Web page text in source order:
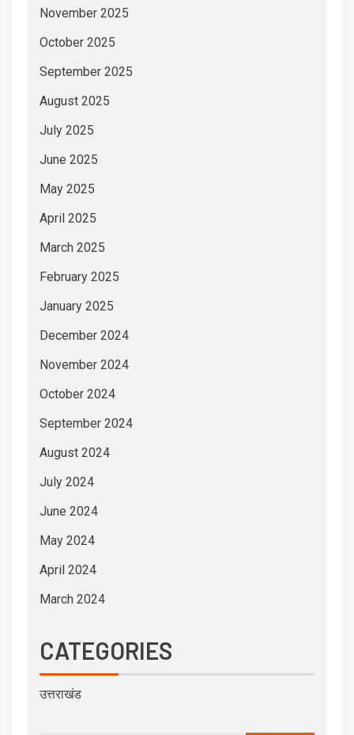
November 2025
October 2025
September 2025
August 2025
July 2025
June 2025
May 2025
April 2025
March 2025
February 2025
January 2025
December 2024
November 2024
October 2024
September 2024
August 2024
July 2024
June 2024
May 2024
April 2024
March 2024
CATEGORIES
उत्तराखंड